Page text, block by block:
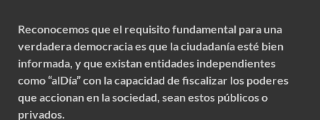
Reconocemos que el requisito fundamental para una
verdadera democracia es que la ciudadanía esté bien
informada, y que existan entidades independientes
como “alDía” con la capacidad de fiscalizar los poderes
que accionan en la sociedad, sean estos públicos o
privados.